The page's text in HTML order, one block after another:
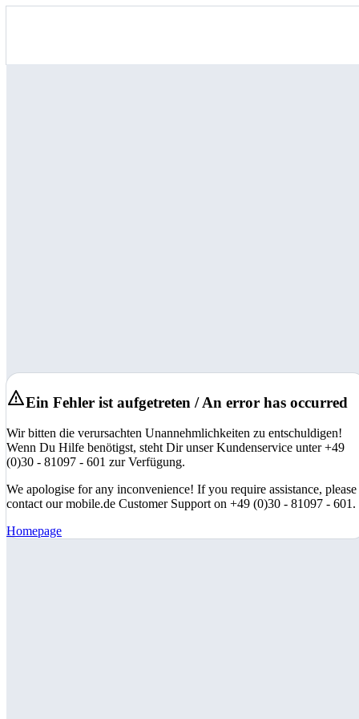
Ein Fehler ist aufgetreten / An error has occurred
Wir bitten die verursachten Unannehmlichkeiten zu entschuldigen!
Wenn Du Hilfe benötigst, steht Dir unser Kundenservice unter +49
(0)30 - 81097 - 601 zur Verfügung.
We apologise for any inconvenience! If you require assistance, please
contact our mobile.de Customer Support on +49 (0)30 - 81097 - 601.
Homepage